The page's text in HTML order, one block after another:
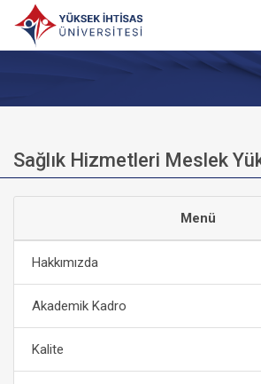
Sağlık Hizmetleri Meslek
Menü
Hakkımızda
Akademik Kadro
Kalite